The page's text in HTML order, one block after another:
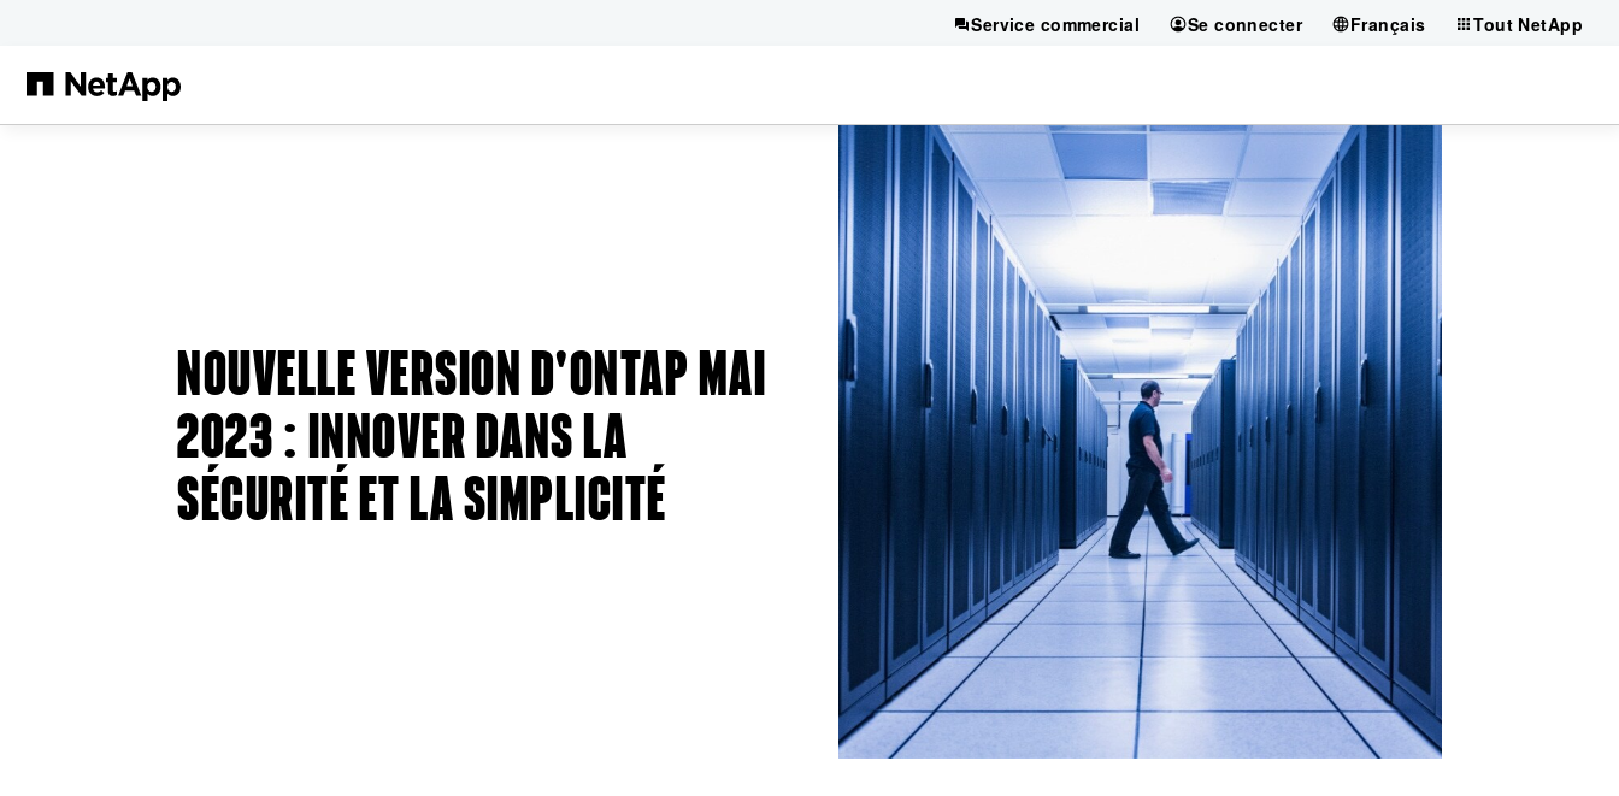
Service commercial Se connecter Français Tout NetApp
NOUVELLE VERSION D'ONTAP MAI
2023 : INNOVER DANS LA
SÉCURITÉ ET LA SIMPLICITÉ